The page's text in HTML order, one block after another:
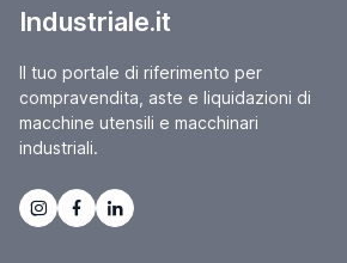
Industriale.it
Il tuo portale di riferimento per
compravendita, aste e liquidazioni di
macchine utensili e macchinari
industriali.